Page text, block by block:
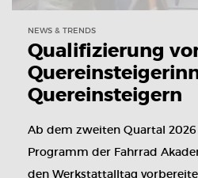
NEWS & TRENDS
Qualifizierung
Quereinsteigern
Ab dem zweiten Quartal
Programm der Fahrrad
den Werkstattalltag